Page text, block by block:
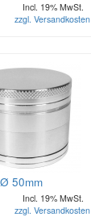
Incl. 19% MwSt.
zzgl. Versandkosten
50mm
Incl. 19% MwSt.
zzgl. Versandkosten